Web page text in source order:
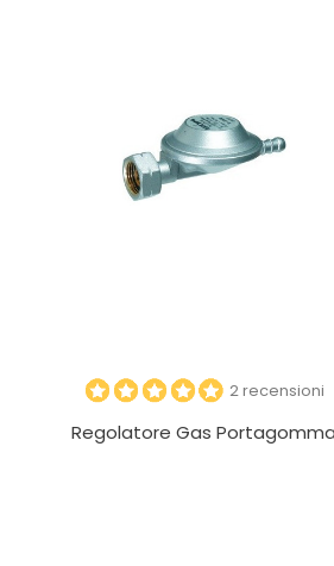
2 recensioni
Regolatore Gas Portagomma